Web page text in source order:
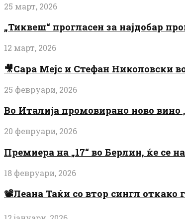
25 март, 2026
„Тиквеш“ прогласен за најдобар
12 март, 2026
🎥Сара Мејс и Стефан Николовски
25 февруари, 2026
Во Италија промовирано ново
20 февруари, 2026
Премиера на „17“ во Берлин, ќе се
18 февруари, 2026
📽️Леана Таќи со втор сингл откако